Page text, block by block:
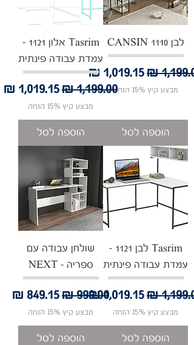
לבן CANSIN 1110
רגיל מחיר מבצע
מבצע קיץ 15% הנחה
הוספה לסל
Tasrim אלון 1121 -
עמדת עבודה פינתית
מחיר רגיל מחיר
מבצע קיץ 15% הנחה
הוספה לסל
Tasrim לבן 1121 -
עמדת עבודה פינתית
רגיל מחיר מבצע
מבצע קיץ 15% הנחה
הוספה לסל
שולחן עבודה עם
ספריה - NEXT
מחיר רגילמחיר
מבצע קיץ 15% הנחה
הוספה לסל